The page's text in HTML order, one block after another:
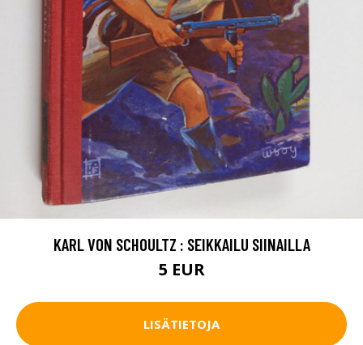
KARL VON SCHOULTZ : SEIKKAILU SIINAILLA
5 EUR
LISÄTIETOJA